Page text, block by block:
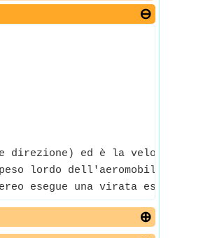
direzione) ed è la velocità con
lordo dell'aeromobile.
esegue una virata espressa in